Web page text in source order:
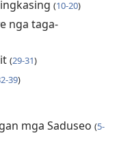
(10-20)
nga taga-
(29-31)
39)
mga Saduseo (5-